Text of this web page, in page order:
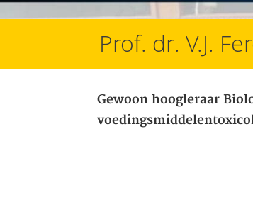
Prof. dr. V.J.
Gewoon hoogleraar